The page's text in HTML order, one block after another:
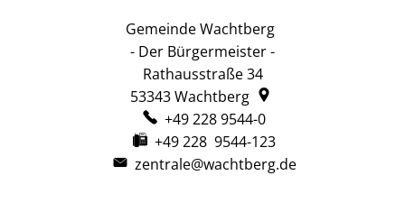
Gemeinde Wachtberg
- Der Bürgermeister -
Rathausstraße 34
53343Wachtberg
+49 228 9544-0
+49 228 9544-123
zentrale@wachtberg.de